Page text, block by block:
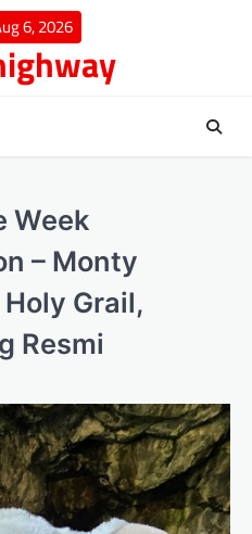
6, 2026
Week
– Monty
Grail,
Resmi